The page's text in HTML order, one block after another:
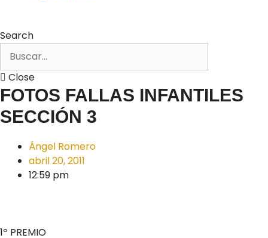
Search
Close
FOTOS FALLAS INFANTILES
SECCIÓN 3
Ángel Romero
abril 20, 2011
12:59 pm
1º PREMIO